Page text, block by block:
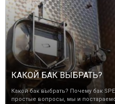
КАКОЙ БАК ВЫБРАТЬ?
Какой бак выбрать? Почему бак
простые вопросы, мы и